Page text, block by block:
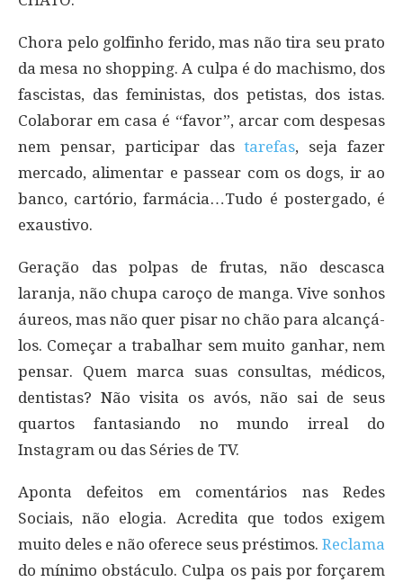
Chora pelo golfinho ferido, mas não tira seu prato
da mesa no shopping. A culpa é do machismo, dos
fascistas, das feministas, dos petistas, dos istas.
Colaborar em casa é “favor”, arcar com despesas
nem pensar, participar dastarefas, seja fazer
mercado, alimentar e passear com os dogs, ir ao
banco, cartório, farmácia…Tudo é postergado, é
exaustivo.
Geração das polpas de frutas, não descasca
laranja, não chupa caroço de manga. Vive sonhos
áureos, mas não quer pisar no chão para alcançá-
los. Começar a trabalhar sem muito ganhar, nem
pensar. Quem marca suas consultas, médicos,
dentistas? Não visita os avós, não sai de seus
quartos fantasiando no mundo irreal do
Instagram ou das Séries de TV.
Aponta defeitos em comentários nas Redes
Sociais, não elogia. Acredita que todos exigem
muito deles e não oferece seus préstimos. Reclama
do mínimo obstáculo. Culpa os pais por forçarem